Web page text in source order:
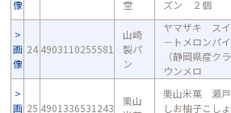
像
堂
ズン ２個
画
像
24 4903110255581
山崎
製パ
ン
ヤマザキ スイ
－トメロンパイ
（静岡県産クラ
ウンメロ
画 25 4901336531243
栗山
栗山米菓 瀬戸
しお柚子こしょ